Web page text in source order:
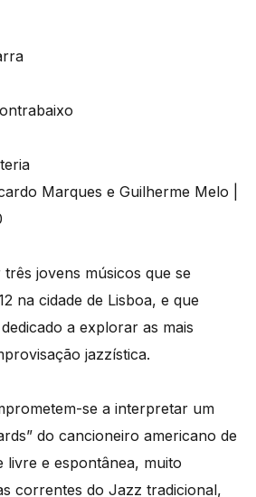
jovens músicos que se
na cidade de Lisboa, e que
a explorar as mais
jazzística.
se a interpretar um
do cancioneiro americano de
livre e espontânea, muito
correntes do Jazz tradicional,